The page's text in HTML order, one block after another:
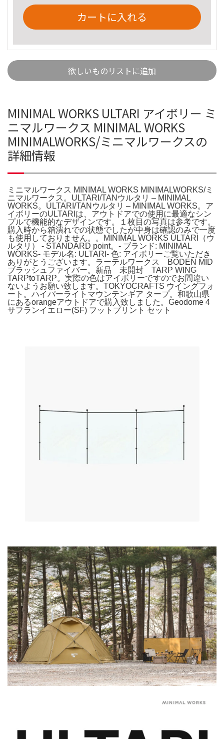
カートに入れる
欲しいものリストに追加
MINIMAL WORKS ULTARI アイボリー ミ
ニマルワークス MINIMAL WORKS
MINIMALWORKS/ミニマルワークスの
詳細情報
ミニマルワークス MINIMAL WORKS MINIMALWORKS/ミ
ニマルワークス。ULTARI/TANウルタリ – MINIMAL
WORKS。ULTARI/TANウルタリ – MINIMAL WORKS。ア
イボリーのULTARIは、アウトドアでの使用に最適なシン
プルで機能的なデザインです。１枚目の写真は参考です。
購入時から箱潰れでの状態でしたが中身は確認のみで一度
も使用しておりません。。MINIMAL WORKS ULTARI（ウ
ルタリ） - STANDARD point。- ブランド: MINIMAL
WORKS- モデル名: ULTARI- 色: アイボリーご覧いただき
ありがとうございます。ラーテルワークス BODEN MID
ブラッシュファイバー。新品 未開封 TARP WING
TARPtoTARP。実際の色はアイボリーですのでお間違い
ないようお願い致します。TOKYOCRAFTS ウイングフォ
ート。ハイパーライトマウンテンギア タープ。和歌山県
にあるorangeアウトドアで購入致しました。Geodome 4
サフランイエロー(SF) フットプリント セット